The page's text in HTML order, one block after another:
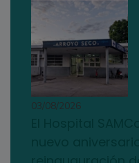
03/08/2026